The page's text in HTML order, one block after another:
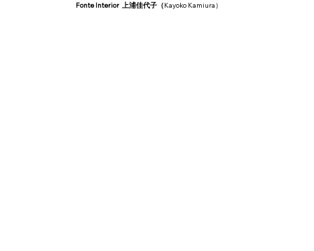
Fonte Interior
上浦佳代子（Kayoko Kamiura）